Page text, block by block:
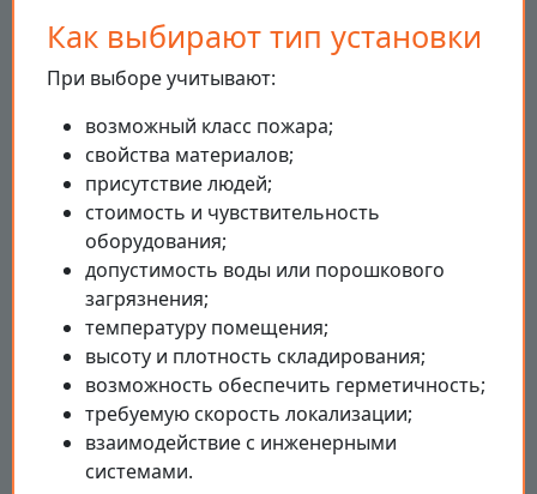
Как выбирают тип установки
При выборе учитывают:
возможный класс пожара;
свойства материалов;
присутствие людей;
стоимость и чувствительность
оборудования;
допустимость воды или порошкового
загрязнения;
температуру помещения;
высоту и плотность складирования;
возможность обеспечить герметичность;
требуемую скорость локализации;
взаимодействие с инженерными
системами.